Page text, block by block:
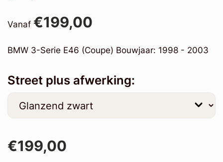
Vanaf €199,00
BMW 3-Serie E46 (Coupe) Bouwjaar: 1998 - 2003
Street plus afwerking:
€199,00